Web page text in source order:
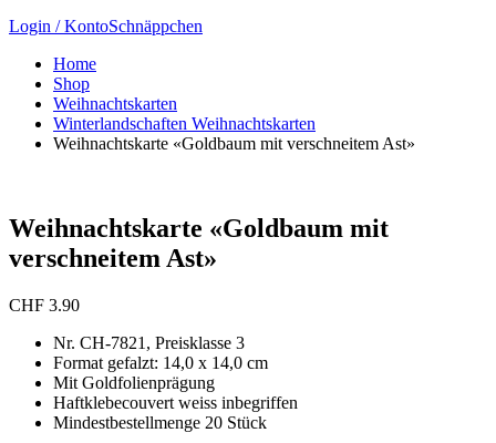
Login / KontoSchnäppchen
Home
Shop
Weihnachtskarten
Winterlandschaften Weihnachtskarten
Weihnachtskarte «Goldbaum mit verschneitem Ast»
Weihnachtskarte «Goldbaum mit
verschneitem Ast»
CHF 3.90
Nr. CH-7821, Preisklasse 3
Format gefalzt: 14,0 x 14,0 cm
Mit Goldfolienprägung
Haftklebecouvert weiss inbegriffen
Mindestbestellmenge 20 Stück